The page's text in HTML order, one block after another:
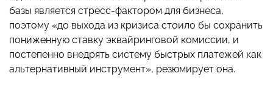
базы является стресс-фактором для бизнеса,
поэтому «до выхода из кризиса стоило бы сохранить
пониженную ставку эквайринговой комиссии, и
постепенно внедрять систему быстрых платежей как
альтернативный инструмент», резюмирует она.